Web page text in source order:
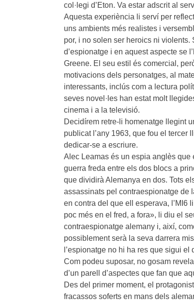
col·legi d’Eton. Va estar adscrit al
Aquesta experiència li serví per
uns ambients més realistes i
por, i no solen ser heroics ni violents.
d’espionatge i en aquest aspecte se
Greene. El seu estil és comercial,
motivacions dels personatges, al
interessants, inclús com a lectura
seves novel·les han estat molt
cinema i a la televisió.
Decidírem retre-li homenatge llegint
publicat l’any 1963, que fou el tercer
dedicar-se a escriure.
Alec Leamas és un espia anglès
guerra freda entre els dos blocs a
que dividirà Alemanya en dos. Tots
assassinats pel contraespionatge de
en contra del que ell esperava,
poc més en el fred, a fora», li diu el
contraespionatge alemany i, així,
possiblement serà la seva darrera
l’espionatge no hi ha res que sigui
Com podeu suposar, no gosam
d’un parell d’aspectes que fan que
Des del primer moment, el
fracassos soferts en mans dels